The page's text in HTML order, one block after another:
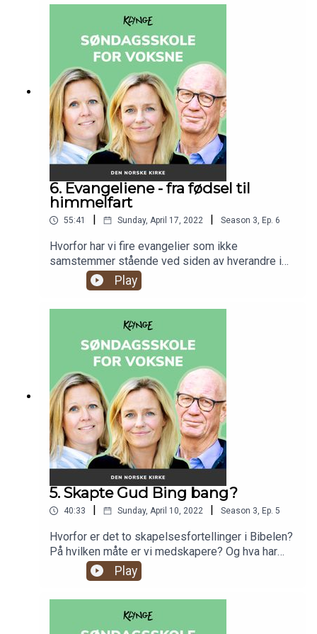
Søndagsskole for voksne.
6. Evangeliene - fra fødsel til
himmelfart
55:41 | Sunday, April 17, 2022 | Season 3, Ep. 6
Hvorfor har vi fire evangelier som ikke
samstemmer stående ved siden av hverandre i
Bibelen? Hvem var Evangelistene? Og hva er det
gode budskap? I denne episoden går vi videre
gjennom Bibelen, og går gjennom de fire
evangeliene, og hva de forteller oss.
Play
5. Skapte Gud Bing bang?
40:33 Sunday, April 10, 2022 Season 3, Ep. 5
Hvorfor er det to skapelsesfortellinger i Bibelen?
På hvilken måte er vi medskapere? Og hva har
håndball med skapelsesfortellingene å gjøre? I
denne episoden går vi grundig inn i skapelsen, og
hva fortellingene symboliserer. Vi snakker også
om hvordan vi skal tolke vårt ansvar i verden
utifra Bibelen.
Play